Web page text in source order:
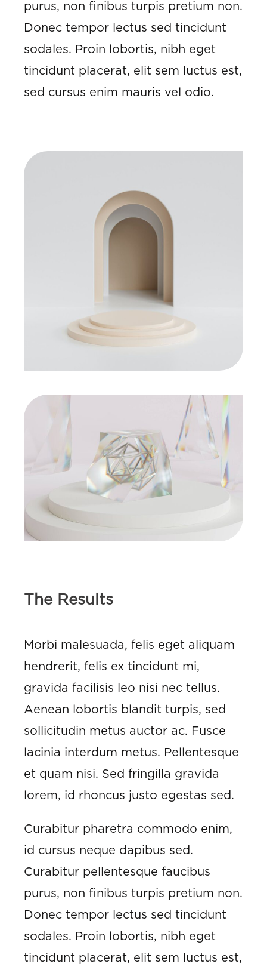
purus, non finibus turpis pretium non.
Donec tempor lectus sed tincidunt
sodales. Proin lobortis, nibh eget
tincidunt placerat, elit sem luctus est,
sed cursus enim mauris vel odio.
The Results
Morbi malesuada, felis eget aliquam
hendrerit, felis ex tincidunt mi,
gravida facilisis leo nisi nec tellus.
Aenean lobortis blandit turpis, sed
sollicitudin metus auctor ac. Fusce
lacinia interdum metus. Pellentesque
et quam nisi. Sed fringilla gravida
lorem, id rhoncus justo egestas sed.
Curabitur pharetra commodo enim,
id cursus neque dapibus sed.
Curabitur pellentesque faucibus
purus, non finibus turpis pretium non.
Donec tempor lectus sed tincidunt
sodales. Proin lobortis, nibh eget
tincidunt placerat, elit sem luctus est,